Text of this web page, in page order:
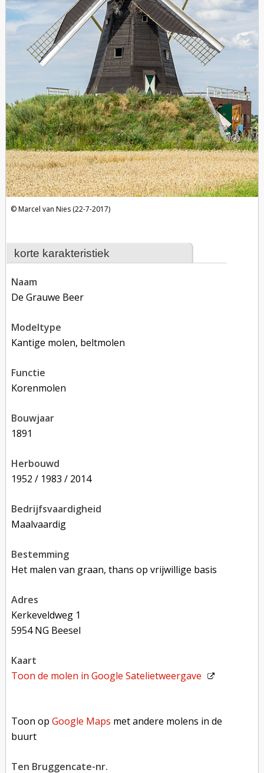
korte karakteristiek
naam
De Grauwe Beer
modeltype
Kantige molen, beltmolen
functie
korenmolen
bouwjaar
1891
herbouwd
1952 / 1983 / 2014
bedrijfsvaardigheid
Maalvaardig
bestemming
Het malen van graan, thans op vrijwillige basis
adres
Kerkeveldweg 1
5954 NG Beesel
kaart
Toon de molen inGoogle Satelietweergave
Toon opGoogle Maps met andere molens in de
buurt
Ten Bruggencate-nr.
Marcel van Nies (22-7-2017)